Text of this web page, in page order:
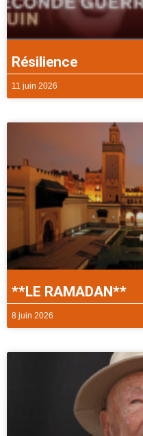
Résilience
11 juin 2026
**LE RAMADAN**
8 juin 2026